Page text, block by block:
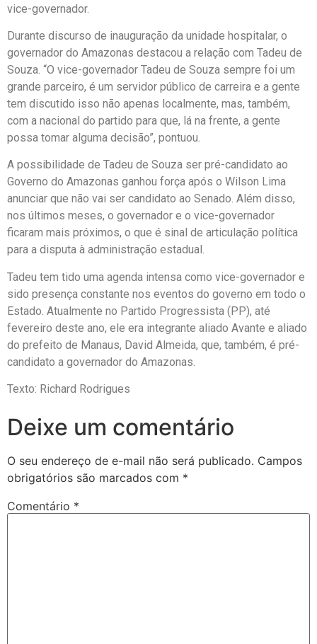
vice-governador.
Durante discurso de inauguração da unidade hospitalar, o
governador do Amazonas destacou a relação com Tadeu de
Souza. “O vice-governador Tadeu de Souza sempre foi um
grande parceiro, é um servidor público de carreira e a gente
tem discutido isso não apenas localmente, mas, também,
com a nacional do partido para que, lá na frente, a gente
possa tomar alguma decisão”, pontuou.
A possibilidade de Tadeu de Souza ser pré-candidato ao
Governo do Amazonas ganhou força após o Wilson Lima
anunciar que não vai ser candidato ao Senado. Além disso,
nos últimos meses, o governador e o vice-governador
ficaram mais próximos, o que é sinal de articulação política
para a disputa à administração estadual.
Tadeu tem tido uma agenda intensa como vice-governador e
sido presença constante nos eventos do governo em todo o
Estado. Atualmente no Partido Progressista (PP), até
fevereiro deste ano, ele era integrante aliado Avante e aliado
do prefeito de Manaus, David Almeida, que, também, é pré-
candidato a governador do Amazonas.
Texto: Richard Rodrigues
Deixe um comentário
O seu endereço de e-mail não será publicado. Campos
obrigatórios são marcados com *
Comentário *